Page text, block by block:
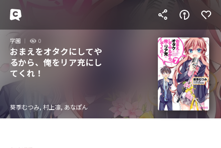
学園 0
おまえをオタクにしてや
るから、俺をリア充にし
てくれ！
葵季むつみ, 村上凛, あなぽん